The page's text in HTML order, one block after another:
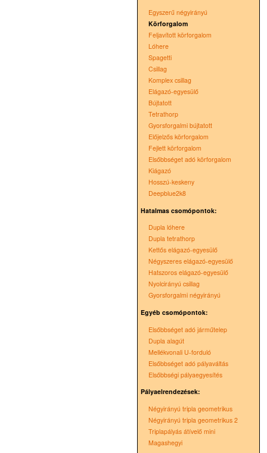
Egyszerű négyirányú
Körforgalom
Feljavított körforgalom
Lóhere
Spagetti
Csillag
Komplex csillag
Elágazó-egyesülő
Bújtatott
Tetrathorp
Gyorsforgalmi bújtatott
Előjelzős körforgalom
Fejlett körforgalom
Elsőbbséget adó körforgalom
Kiágazó
Hosszú-keskeny
Deepblue2k8
Hatalmas csomópontok:
Dupla lóhere
Dupla tetrathorp
Kettős elágazó-egyesülő
Négyszeres elágazó-egyesülő
Hatszoros elágazó-egyesülő
Nyolcirányú csillag
Gyorsforgalmi négyirányú
Egyéb csomópontok:
Elsőbbséget adó járműtelep
Dupla alagút
Mellékvonali U-forduló
Elsőbbséget adó pályaváltás
Elsőbbségi pályaegyesítés
Pályaelrendezések:
Négyirányú tripla geometrikus
Négyirányú tripla geometrikus 2
Triplapályás átívelő mini
Magashegyi